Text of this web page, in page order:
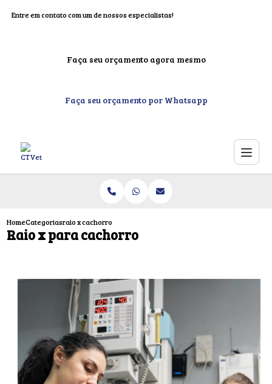
Entre em contato com um de nossos especialistas!
Faça seu orçamento agora mesmo
Faça seu orçamento por Whatsapp
HomeCategoriasraio x cachorro
Raio x para cachorro